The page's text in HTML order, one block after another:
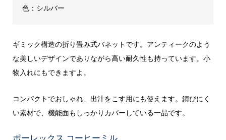
色：シルバー
ギミック構造の折り畳み式バネットです。アンティークのよう
な美しいデザインでありながら高い耐久性も持っています。小
物入れにもできますよ。
コンパクトでおしゃれ、出汁をこす用にも使えます。錆びにく
い素材で、機能面もしっかりカバーしている一品です。